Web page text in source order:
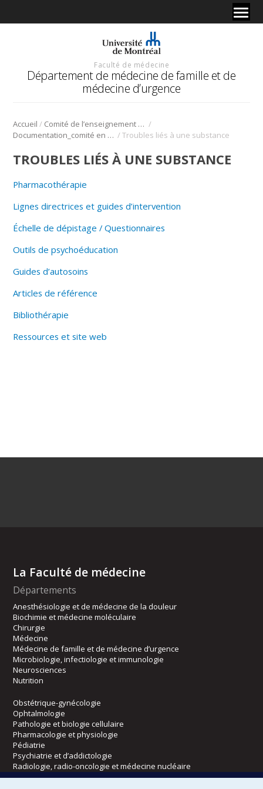
Faculté de médecine
Département de médecine de famille et de
médecine d’urgence
Accueil / Comité de l’enseignement en santé mentale /
Documentation_comité en santé mentale /Troubles liés à une substance
TROUBLES LIÉS À UNE SUBSTANCE
Pharmacothérapie
Lignes directrices et guides d’intervention
Échelle de dépistage / Questionnaires
Outils de psychoéducation
Guides d’autosoins
Articles de référence
Bibliothérapie
Ressources et site web
La Faculté de médecine
Départements
Anesthésiologie et de médecine de la douleur
Biochimie et médecine moléculaire
Chirurgie
Médecine
Médecine de famille et de médecine d’urgence
Microbiologie, infectiologie et immunologie
Neurosciences
Nutrition
Obstétrique-gynécologie
Ophtalmologie
Pathologie et biologie cellulaire
Pharmacologie et physiologie
Pédiatrie
Psychiatrie et d’addictologie
Radiologie, radio-oncologie et médecine nucléaire